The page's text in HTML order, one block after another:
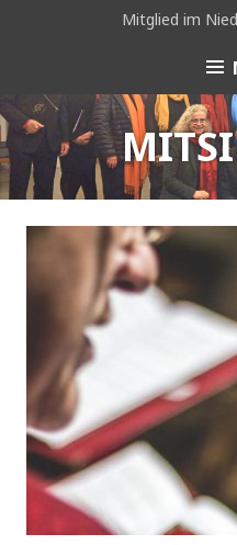
Mitglied im
Coro